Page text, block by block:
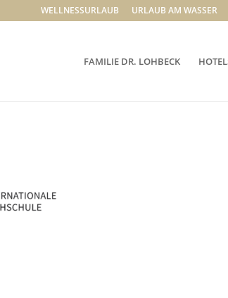
WELLNESSURLAUB URLAUB AM WASSER
FAMILIE DR. LOHBECK